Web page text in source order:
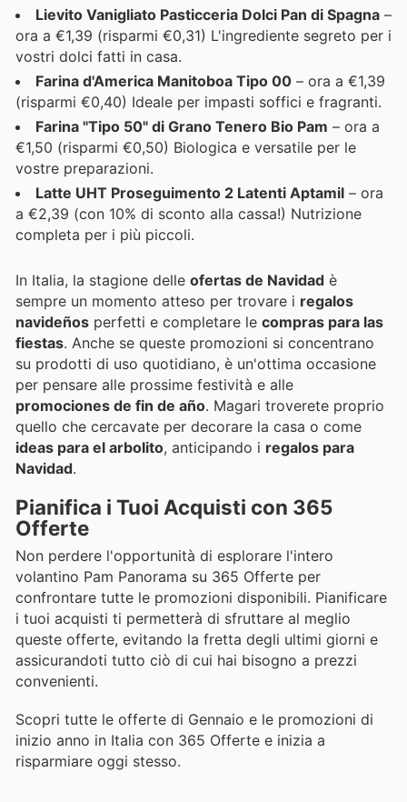
Lievito Vanigliato Pasticceria Dolci Pan di Spagna –
ora a €1,39 (risparmi €0,31) L'ingrediente segreto per i
vostri dolci fatti in casa.
Farina d'America Manitoboa Tipo 00 – ora a €1,39
(risparmi €0,40) Ideale per impasti soffici e fragranti.
Farina "Tipo 50" di Grano Tenero Bio Pam – ora a
€1,50 (risparmi €0,50) Biologica e versatile per le
vostre preparazioni.
Latte UHT Proseguimento 2 Latenti Aptamil – ora
a €2,39 (con 10% di sconto alla cassa!) Nutrizione
completa per i più piccoli.
In Italia, la stagione delle ofertas de Navidad è
sempre un momento atteso per trovare i regalos
navideños perfetti e completare le compras para las
fiestas. Anche se queste promozioni si concentrano
su prodotti di uso quotidiano, è un'ottima occasione
per pensare alle prossime festività e alle
promociones de fin de año. Magari troverete proprio
quello che cercavate per decorare la casa o come
ideas para el arbolito, anticipando i regalos para
Navidad.
Pianifica i Tuoi Acquisti con 365
Offerte
Non perdere l'opportunità di esplorare l'intero
volantino Pam Panorama su 365 Offerte per
confrontare tutte le promozioni disponibili. Pianificare
i tuoi acquisti ti permetterà di sfruttare al meglio
queste offerte, evitando la fretta degli ultimi giorni e
assicurandoti tutto ciò di cui hai bisogno a prezzi
convenienti.
Scopri tutte le offerte di Gennaio e le promozioni di
inizio anno in Italia con 365 Offerte e inizia a
risparmiare oggi stesso.